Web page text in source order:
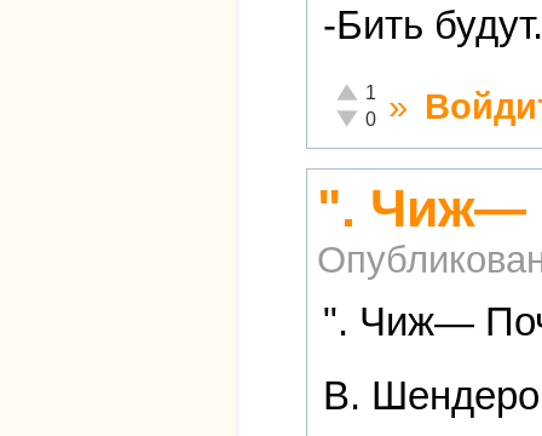
-Бить
Отлично!
1
Неадекватно!
0 »
". Чиж―
". Чиж―
В.